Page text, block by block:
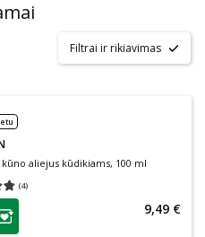
Filtrai ir rikiavimas
kūno aliejus kūdikiams, 100 ml
(4) 4.75
klubo narių nuolaida
9,49 €